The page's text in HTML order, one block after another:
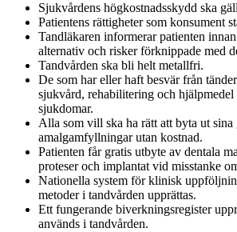
Sjukvårdens högkostnadsskydd ska
Patientens rättigheter som konsument
Tandläkaren informerar patienten
alternativ och risker förknippade med
Tandvården ska bli helt metallfri.
De som har eller haft besvär från
sjukvård, rehabilitering och hjälpmedel
sjukdomar.
Alla som vill ska ha rätt att byta ut sina
amalgamfyllningar utan kostnad.
Patienten får gratis utbyte av dentala
proteser och implantat vid misstanke
Nationella system för klinisk
metoder i tandvården upprättas.
Ett fungerande biverkningsregister
används i tandvården.